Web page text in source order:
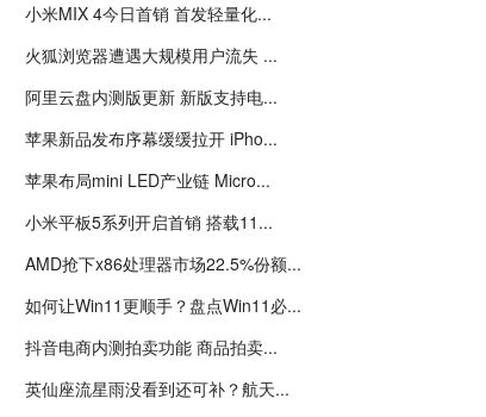
小米MIX 4今日首销 首发轻量化...
火狐浏览器遭遇大规模用户流失 ...
阿里云盘内测版更新 新版支持电...
苹果新品发布序幕缓缓拉开 iPho...
苹果布局mini LED产业链 Micro...
小米平板5系列开启首销 搭载11...
AMD抢下x86处理器市场22.5%份额...
如何让Win11更顺手？盘点Win11必...
抖音电商内测拍卖功能 商品拍卖...
英仙座流星雨没看到还可补？航天...